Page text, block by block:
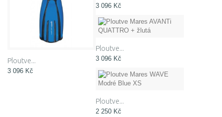
Ploutve...
3 096 Kč
3 096 Kč
Ploutve...
3 096 Kč
Ploutve...
2 250 Kč